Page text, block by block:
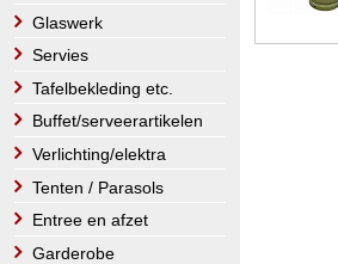
Glaswerk
Servies
Tafelbekleding etc.
Buffet/serveerartikelen
Verlichting/elektra
Tenten / Parasols
Entree en afzet
Garderobe